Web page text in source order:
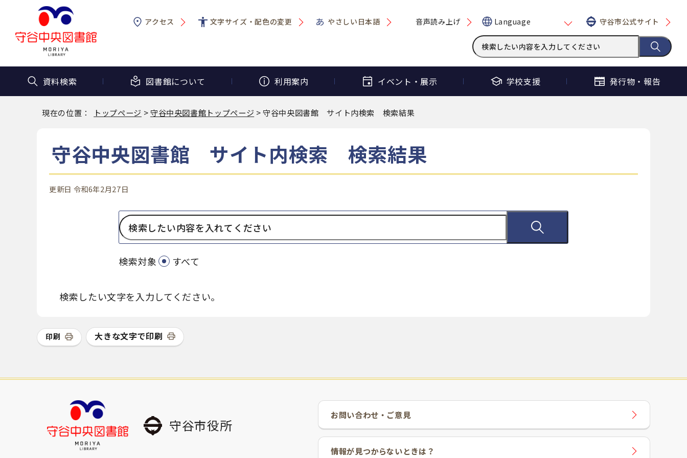
アクセス 文字サイズ・配色の変更 やさしい日本語 音声読み上げ Language 守谷市公式サイト
資料検索 図書館について 利用案内 イベント・ 展示 学校支援 発行物・報告
現在の位置： トップページ >守谷中央図書館トップページ > 守谷中央図書館 サイト内検索 検索結果
守谷中央図書館 サイト内検索 検索結果
更新日 令和6年2月27日
検索対象 すべて
検索したい文字を入力してください。
印刷 大きな文字で印刷
守谷市役所
お問い合わせ・ご意見
情報が見つからないときは？